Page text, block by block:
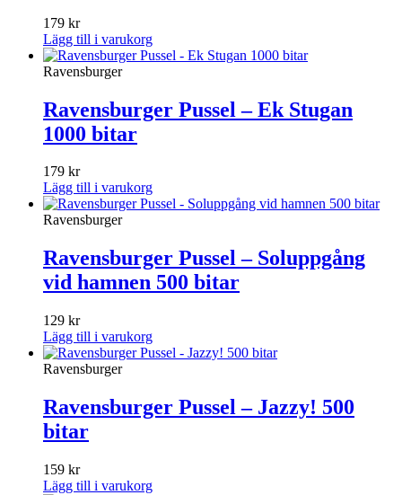
179 kr
Lägg till i varukorg
Ravensburger
Ravensburger Pussel – Ek Stugan
1000 bitar
179 kr
Lägg till i varukorg
Ravensburger
Ravensburger Pussel – Soluppgång
vid hamnen 500 bitar
129 kr
Lägg till i varukorg
Ravensburger
Ravensburger Pussel – Jazzy! 500
bitar
159 kr
Lägg till i varukorg